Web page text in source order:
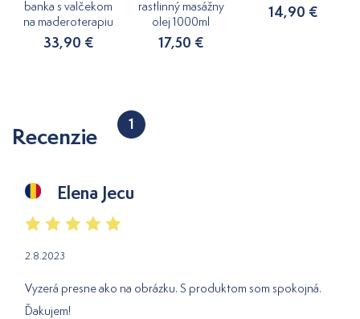
banka s valčekom
na maderoterapiu
33,90 €
rastlinný masážny
olej 1000ml
17,50 €
14,90 €
Recenzie 1
Elena Jecu
2.8.2023
Vyzerá presne ako na obrázku. S produktom som spokojná.
Ďakujem!